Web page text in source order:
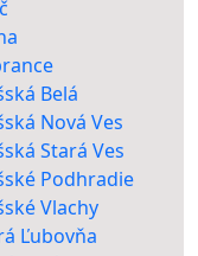
Belá
Nová Ves
Stará Ves
Podhradie
Vlachy
Ľubovňa